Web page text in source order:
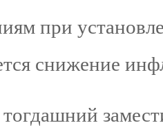
при
снижение
тогдашний